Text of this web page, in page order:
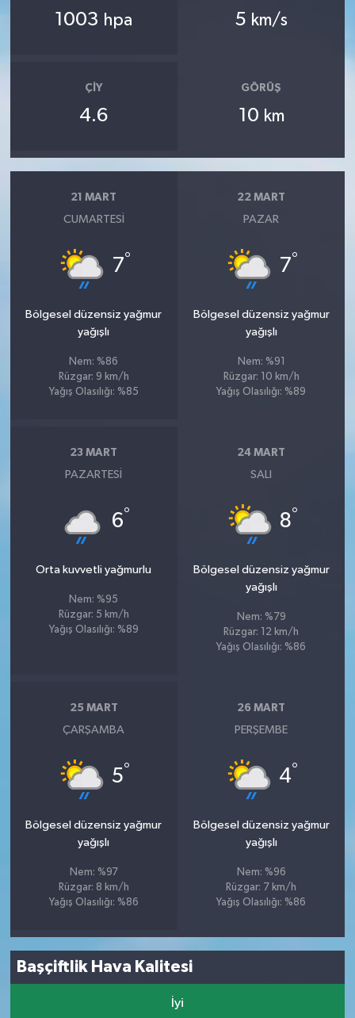
1003 hpa 5 km/s
ÇIY
4.6
GÖRÜŞ
10 km
21 MART
CUMARTESI
7°
Bölgesel düzensiz yağmur
yağışlı
Nem: %86
Rüzgar: 9 km/h
Yağış Olasılığı: %85
22 MART
PAZAR
7°
Bölgesel düzensiz yağmur
yağışlı
Nem: %91
Rüzgar: 10 km/h
Yağış Olasılığı: %89
23 MART
PAZARTESI
6°
Orta kuvvetli yağmurlu
Nem: %95
Rüzgar: 5 km/h
Yağış Olasılığı: %89
24 MART
SALI
8°
Bölgesel düzensiz yağmur
yağışlı
Nem: %79
Rüzgar: 12 km/h
Yağış Olasılığı: %86
25 MART
ÇARŞAMBA
5°
Bölgesel düzensiz yağmur
yağışlı
Nem: %97
Rüzgar: 8 km/h
Yağış Olasılığı: %86
26 MART
PERŞEMBE
4°
Bölgesel düzensiz yağmur
yağışlı
Nem: %96
Rüzgar: 7 km/h
Yağış Olasılığı: %86
Başçiftlik Hava Kalitesi
İyi